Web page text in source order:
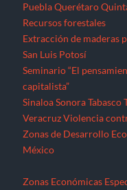
Puebla Querétaro
Recursos forestales
Extracción de maderas
San Luis Potosí
Seminario “El
capitalista”
Sinaloa Sonora Tabasco
Veracruz Violencia
Zonas de Desarrollo
México
Zonas Económicas